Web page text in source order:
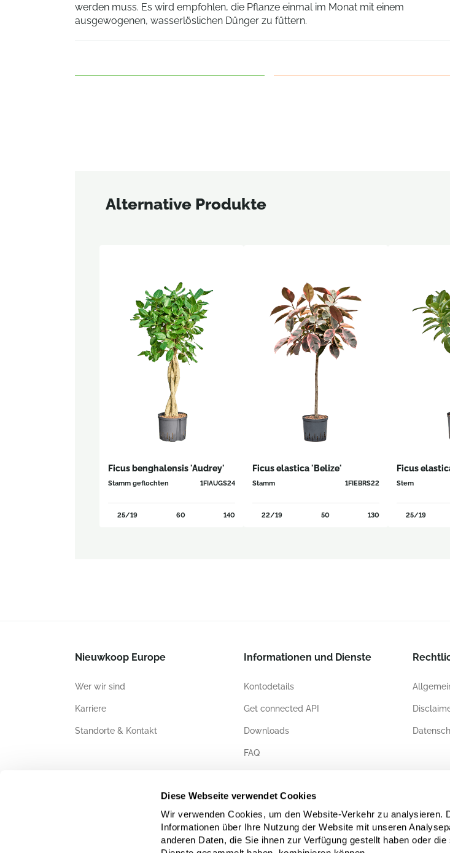
Diese Webseite verwendet Cookies
Wir verwenden Cookies, um den Website-Verkehr zu analysieren.
Informationen über Ihre Nutzung der Website mit unseren
anderen Daten, die Sie ihnen zur Verfügung gestellt haben oder
werden muss. Es wird empfohlen, die Pflanze einmal im Monat mit einem
ausgewogenen, wasserlöslichen Dünger zu füttern.
Alternative Produkte
Ficus benghalensis 'Audrey'
Stamm geflochten 1FIAUGS24
25/19 60 140
Ficus elastica 'Belize'
Stamm 1FIEBRS22
22/19 50 130
Ficus
Stem
25/19
Nieuwkoop Europe
Wer wir sind
Karriere
Standorte & Kontakt
Informationen und Dienste
Kontodetails
Get connected API
Downloads
FAQ